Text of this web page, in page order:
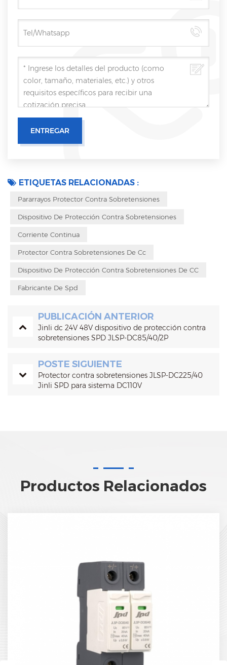
ETIQUETAS RELACIONADAS :
Pararrayos Protector Contra Sobretensiones
Dispositivo De Protección Contra Sobretensiones
Corriente Continua
Protector Contra Sobretensiones De Cc
Dispositivo De Protección Contra Sobretensiones De CC
Fabricante De Spd
PUBLICACIÓN ANTERIOR
Jinli dc 24V 48V dispositivo de protección contra
sobretensiones SPD JLSP-DC85/40/2P
POSTE SIGUIENTE
Protector contra sobretensiones JLSP-DC225/40
Jinli SPD para sistema DC110V
Productos Relacionados